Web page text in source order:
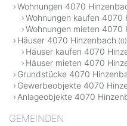
Wohnungen 4070
Wohnungen kaufen 4070
Wohnungen mieten 4070
Häuser 4070 Hinzenbach (0)
Häuser kaufen 4070
Häuser mieten 4070
Grundstücke 4070
Gewerbeobjekte 4070
Anlageobjekte 4070
GEMEINDEN